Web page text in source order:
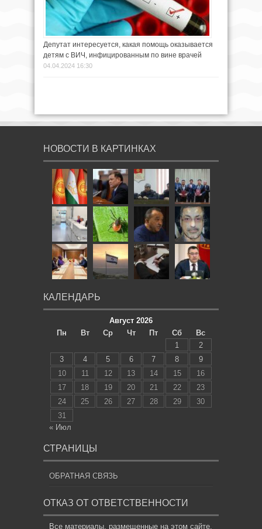
Депутат интересуется, какая помощь оказывается
детям с ВИЧ, инфицированным по вине врачей
04.04.2024 16:30
НОВОСТИ В КАРТИНКАХ
КАЛЕНДАРЬ
Август 2026
Пн
Вт Ср Чт Пт Сб
Вс
1
2
3
4 5 6 7 8
9
10
11 12 13 14 15
16
17
18 19 20 21 22
23
24
25 26 27 28 29
30
31
« Июл
СТРАНИЦЫ
ОБРАТНАЯ СВЯЗЬ
ОТКАЗ ОТ ОТВЕТСТВЕННОСТИ
Все материалы, размещенные на этом сайте,